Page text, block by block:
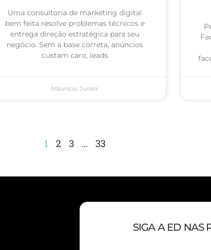
Uma consultoria de marketing digital
bem feita resolve problemas técnicos e
entrega direção estratégica para seu
negócio. Sem a base correta, anúncios
custam caro, leads
Mauricio Junior
1 2 3 … 33
SIGA A ED NAS